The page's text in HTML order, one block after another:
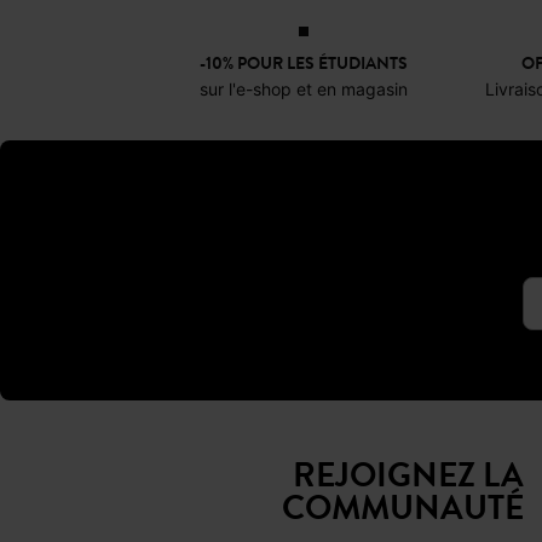
En ville comme en vacances, au bureau comme le week-end, le bermuda s’adapte à tous les contextes. Avec la bonne coupe et la
élégant et moderne, parfait
Le bermuda offre une
En vacances, le bermuda en
Et lorsque les températures
-10% POUR LES ÉTUDIANTS
sur l'e-shop et en magasin
REJOIGNEZ LA
COMMUNAUTÉ